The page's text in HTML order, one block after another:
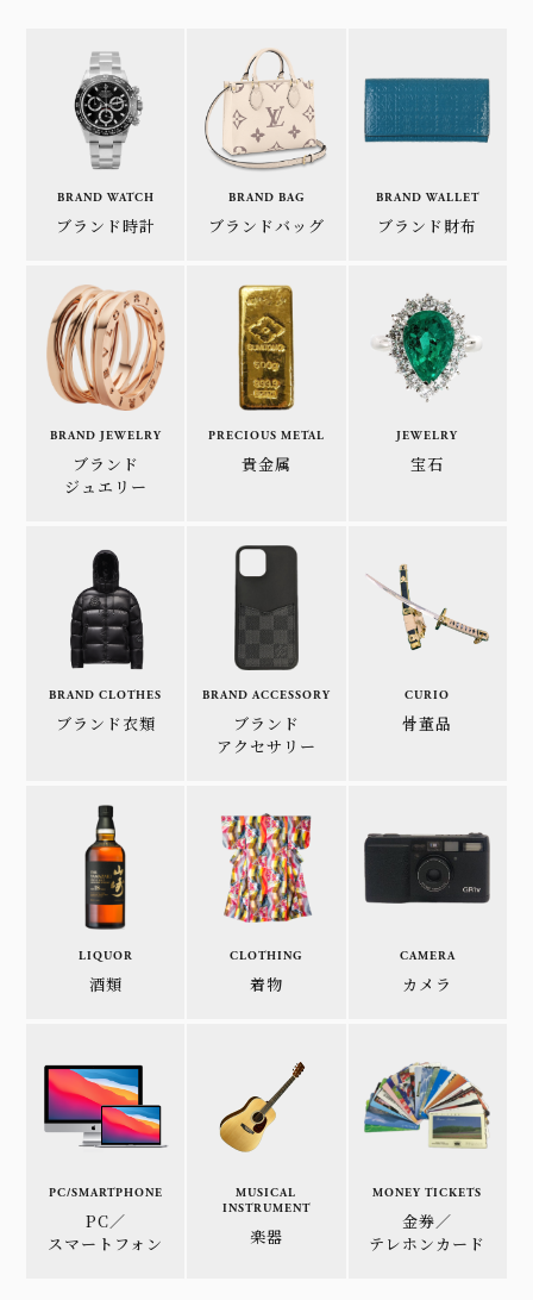
BRAND WATCH
ブランド時計
BRAND BAG
ブランドバッグ
BRAND WALLET
ブランド財布
BRAND JEWELRY
ブランド
ジュエリー
PRECIOUS METAL
貴金属
JEWELRY
宝石
BRAND CLOTHES
ブランド衣類
BRAND ACCESSORY
ブランド
アクセサリー
CURIO
骨董品
LIQUOR
酒類
CLOTHING
着物
CAMERA
カメラ
PC/SMARTPHONE
PC／
スマートフォン
MUSICAL
INSTRUMENT
楽器
MONEY TICKETS
金券／
テレホンカード